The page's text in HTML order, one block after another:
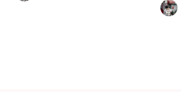
で